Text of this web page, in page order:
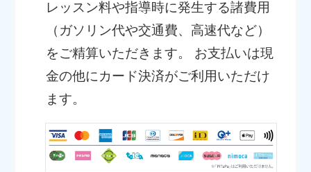
レッスン料や指導時に発生する諸費用
（ガソリン代や交通費、高速代など）
をご精算いただきます。 お支払いは現
金の他にカード決済がご利用いただけ
ます。